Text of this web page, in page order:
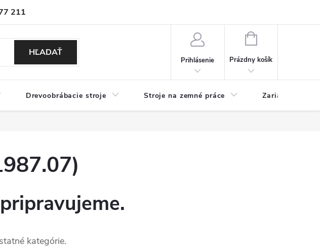
211
údajov
HĽADAŤ
Prihlásenie
NÁKUPNÝ
Prázdny košík
Drevoobrábacie stroje Stroje na zemné práce Zariadenia na
kategórie.